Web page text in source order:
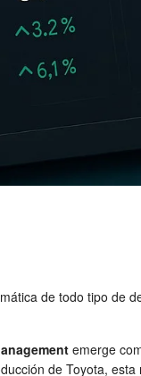
de todo tipo de
emerge
de Toyota,